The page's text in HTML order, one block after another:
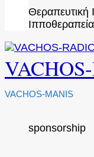
Θεραπευτική
VACHOS-MANIS
sponsorship